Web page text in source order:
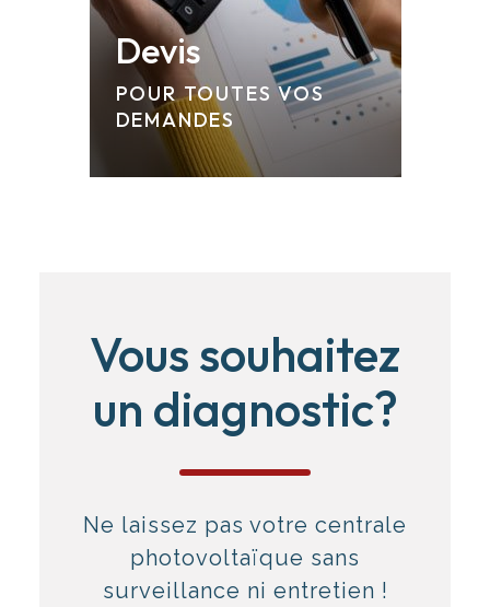
Devis
POUR TOUTES VOS
DEMANDES
Vous souhaitez
un diagnostic?
Ne laissez pas votre centrale
photovoltaïque sans
surveillance ni entretien !